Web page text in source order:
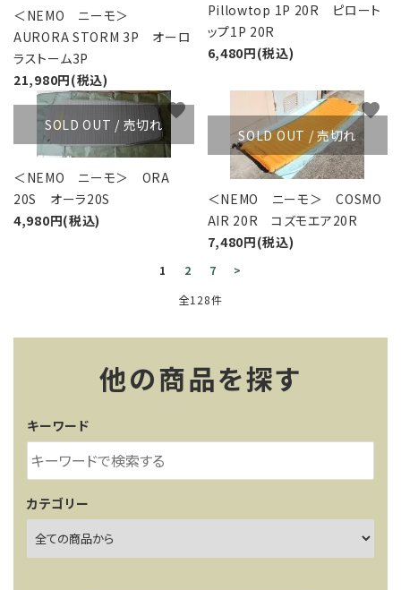
＜NEMO ニーモ＞
AURORA STORM 3P オーロ
ラストーム3P
21,980円(税込)
Pillowtop 1P 20R ピロート
ップ1P 20R
6,480円(税込)
SOLD OUT / 売切れ
＜NEMO ニーモ＞ ORA
20S オーラ20S
4,980円(税込)
favorite
SOLD OUT / 売切れ
＜NEMO ニーモ＞ COSMO
AIR 20R コズモエア20R
7,480円(税込)
favorite
1 2 7
>
全128件
他の商品を探す
キーワード
カテゴリー